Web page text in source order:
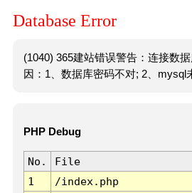
Database Error
(1040) 365建站错误警告：连接数
因：1、数据库密码不对; 2、mysql
PHP Debug
No. File
1
/index.php